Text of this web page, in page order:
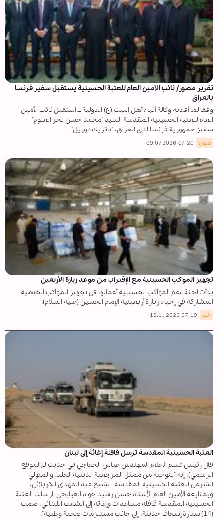
تقرير مصور/ نائب الأمين العام للعتبة الحسينية يستقبل سفير فرنسا
بالعراق
وفقا لما أفادته وكالة أنباء أهل البيت (ع) الدولية ــ استقبل نائب الأمين
العام للعتبة الحسينية المقدسة السيد "محمد حسن بحر العلوم"
سفيرَ جمهورية فرنسا لدى العراق، "باتريك دوريل" .
صورة 2026-07-20 09:07
تجهيز المواكب الحسینیة مع الإقتراب من موعد زیارة الأربعین
بدأت لجنة دعم المواكب الحسينية أعمالها في تجهيز المواكب الخدمية
المشاركة في إحياء زيارة أربعينية الإمام الحسين (عليه السلام).
خبر 2026-07-19 15:11
العتبة الحسينية المقدسة ترسل قافلة إغاثة إلى لبنان
قال رئيس قسم الاعلام المهندس عباس الخفاجي في حديث لـ(الموقع
الرسمي)، إنه "بتوجيه من ممثل المرجعية الدينية العليا، والمتولي
الشرعي للعتبة الحسينية المقدسة، الشيخ عبد المهدي الكربلائي،
وبمتابعة الأمين العام الأستاذ حسن رشيد جواد العبايجي، ارسلت العتبة
الحسينية المقدسة قافلة مساعدات وإغاثة إلى الشعب اللبناني، ضمت
(14) سيارة إسعاف حديثة، إلى جانب مستلزمات صحية وطبية".